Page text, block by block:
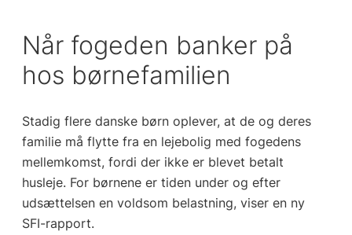
Når fogeden banker på
hos børnefamilien
Stadig flere danske børn oplever, at de og deres
familie må flytte fra en lejebolig med fogedens
mellemkomst, fordi der ikke er blevet betalt
husleje. For børnene er tiden under og efter
udsættelsen en voldsom belastning, viser en ny
SFI-rapport.